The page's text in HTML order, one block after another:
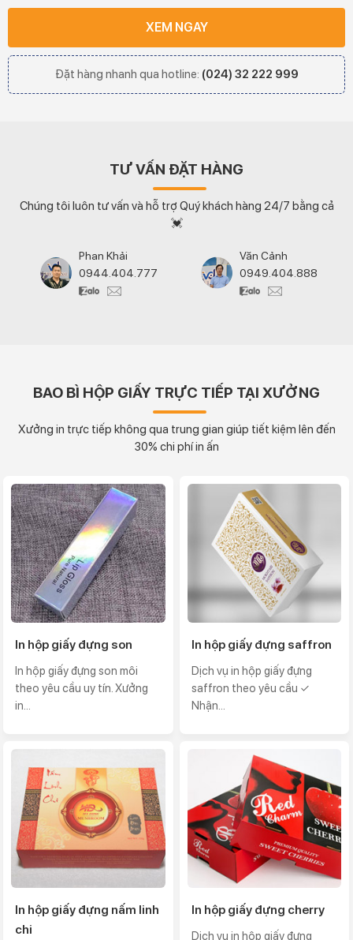
XEM NGAY
Đặt hàng nhanh qua hotline: (024) 32 222 999
TƯ VẤN ĐẶT HÀNG
Chúng tôi luôn tư vấn và hỗ trợ Quý khách hàng 24/7 bằng cả
💓
Phan Khải
0944.404.777
Văn Cảnh
0949.404.888
BAO BÌ HỘP GIẤY TRỰC TIẾP TẠI XƯỞNG
Xưởng in trực tiếp không qua trung gian giúp tiết kiệm lên đến
30% chi phí in ấn
In hộp giấy đựng son
In hộp giấy đựng son môi
theo yêu cầu uy tín. Xưởng
in...
In hộp giấy đựng saffron
Dịch vụ in hộp giấy đựng
saffron theo yêu cầu ✓
Nhận...
In hộp giấy đựng nấm linh
chi
In hộp giấy đựng cherry
Dịch vụ in hộp giấy đựng